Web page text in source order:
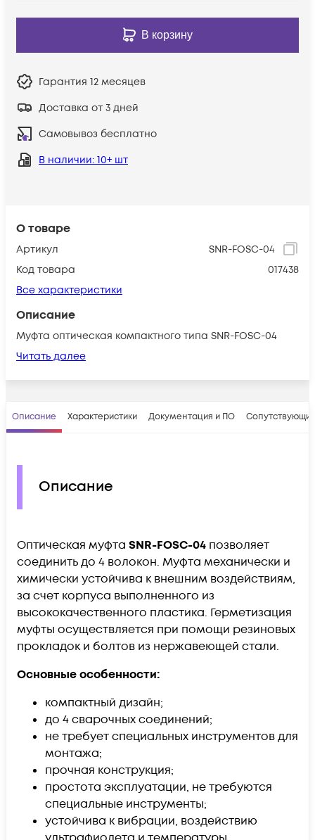
О товаре
Артикул
SNR-FOSC-04
Код товара
017438
Все характеристики
Описание
Муфта оптическая компактного типа SNR-FOSC-04
Читать далее
В корзину
Гарантия 12 месяцев
Доставка от 3 дней
Самовывоз бесплатно
В наличии: 10+ шт
Описание Характеристики Документация и ПО
Описание
Оптическая муфта SNR-FOSC-04 позволяет
соединить до 4 волокон. Муфта механически и
химически устойчива к внешним воздействиям,
за счет корпуса выполненного из
высококачественного пластика. Герметизация
муфты осуществляется при помощи резиновых
прокладок и болтов из нержавеющей стали.
Основные особенности:
компактный дизайн;
до 4 сварочных соединений;
не требует специальных инструментов для
монтажа;
прочная конструкция;
простота эксплуатации, не требуются
специальные инструменты;
устойчива к вибрации, воздействию